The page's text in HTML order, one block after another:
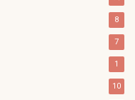
8
7
1
10